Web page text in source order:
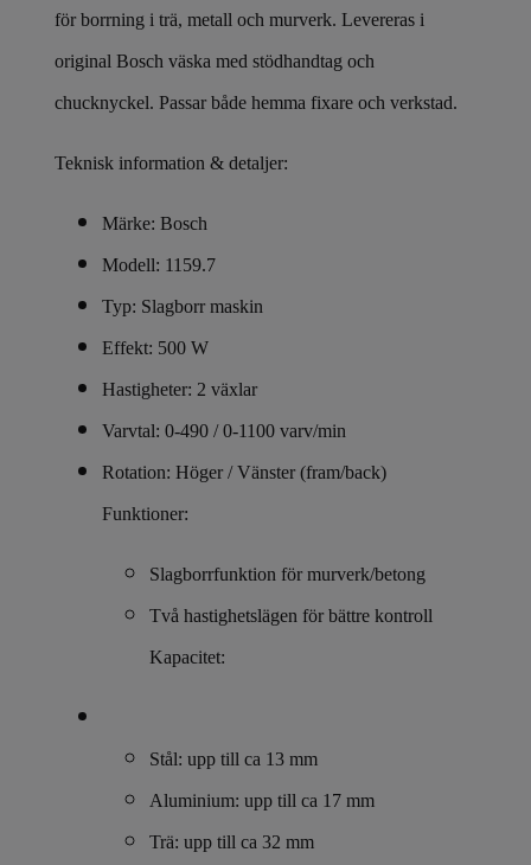
för borrning i trä, metall och murverk. Levereras i
original Bosch väska med stödhandtag och
chucknyckel. Passar både hemma fixare och verkstad.
Teknisk information & detaljer:
Märke: Bosch
Modell: 1159.7
Typ: Slagborr maskin
Effekt: 500 W
Hastigheter: 2 växlar
Varvtal: 0-490 / 0-1100 varv/min
Rotation: Höger / Vänster (fram/back)
Funktioner:
Slagborrfunktion för murverk/betong
Två hastighetslägen för bättre kontroll
Kapacitet:
Stål: upp till ca 13 mm
Aluminium: upp till ca 17 mm
Trä: upp till ca 32 mm